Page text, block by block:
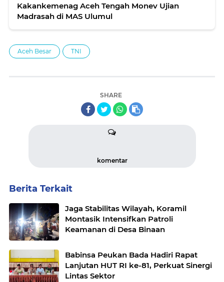
Kakankemenag Aceh Tengah Monev Ujian
Madrasah di MAS Ulumul
Aceh Besar TNI
SHARE
komentar
Berita Terkait
Jaga Stabilitas Wilayah, Koramil
Montasik Intensifkan Patroli
Keamanan di Desa Binaan
Babinsa Peukan Bada Hadiri Rapat
Lanjutan HUT RI ke-81, Perkuat Sinergi
Lintas Sektor